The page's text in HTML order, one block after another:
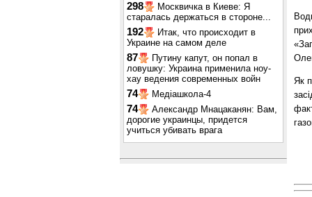
298
Москвичка в Киеве: Я
старалась держаться в стороне...
192
Итак, что происходит в
Украине на самом деле
87
Путину капут, он попал в
ловушку: Украина применила ноу-
хау ведения современных войн
74 Медіашкола-4
74
Александр Мнацаканян: Вам,
дорогие украинцы, придется
учиться убивать врага
Як